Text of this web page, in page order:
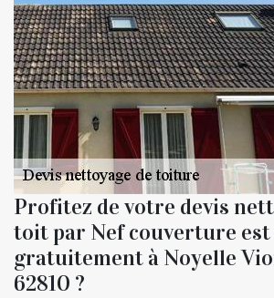
Profitez de votre devis
toit par Nef couverture
gratuitement à Noyelle
62810 ?